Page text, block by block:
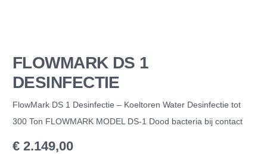
FLOWMARK DS 1
DESINFECTIE
FlowMark DS 1 Desinfectie – Koeltoren Water Desinfectie tot
300 Ton FLOWMARK MODEL DS-1 Dood bacteria bij contact
€ 2.149,00